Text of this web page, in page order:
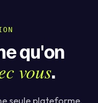
qu'on
vous.